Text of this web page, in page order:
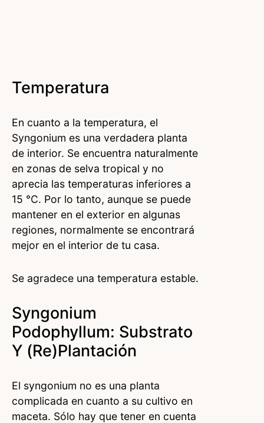
Temperatura
En cuanto a la temperatura, el
Syngonium es una verdadera planta
de interior. Se encuentra naturalmente
en zonas de selva tropical y no
aprecia las temperaturas inferiores a
15 °C. Por lo tanto, aunque se puede
mantener en el exterior en algunas
regiones, normalmente se encontrará
mejor en el interior de tu casa.
Se agradece una temperatura estable.
Syngonium
Podophyllum: Substrato
Y (re)plantación
El syngonium no es una planta
complicada en cuanto a su cultivo en
maceta. Sólo hay que tener en cuenta